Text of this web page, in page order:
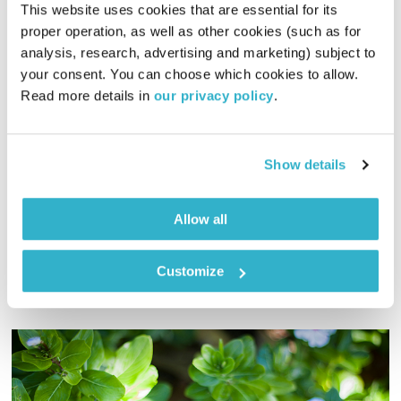
This website uses cookies that are essential for its
proper operation, as well as other cookies (such as for
analysis, research, advertising and marketing) subject to
your consent. You can choose which cookies to allow.
Read more details in our privacy policy.
Show details
Allow all
Customize
דניאל קריאף באולפן
הדיבור של אליוט
אליוט
חומרים מקריירת הסולו שלה. בשעה הראשונה מוזיקה חדשה